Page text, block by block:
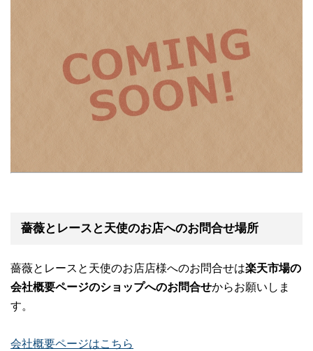
薔薇とレースと天使のお店へのお問合せ場所
薔薇とレースと天使のお店店様へのお問合せは楽天市場の
会社概要ページのショップへのお問合せからお願いしま
す。
会社概要ページはこちら